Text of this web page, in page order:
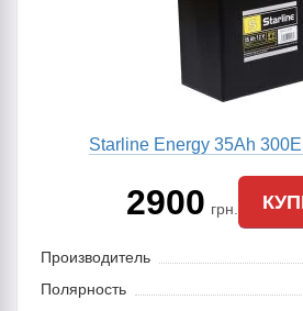
Starline Energy 35Ah
2900 грн.
Производитель
Полярность